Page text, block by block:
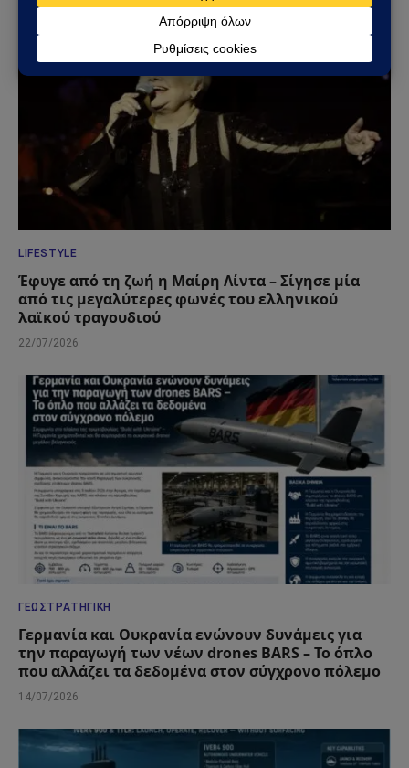
LIFESTYLE
Έφυγε από τη ζωή η Μαίρη Λίντα – Σίγησε μία
από τις μεγαλύτερες φωνές του ελληνικού
λαϊκού τραγουδιού
22/07/2026
ΓΕΩΣΤΡΑΤΗΓΙΚΉ
Γερμανία και Ουκρανία ενώνουν δυνάμεις για
την παραγωγή των νέων drones BARS – Το όπλο
που αλλάζει τα δεδομένα στον σύγχρονο πόλεμο
14/07/2026